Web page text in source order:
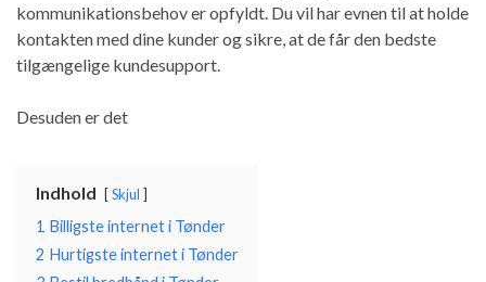
kommunikationsbehov er opfyldt. Du vil har evnen til at holde
kontakten med dine kunder og sikre, at de får den bedste
tilgængelige kundesupport.
Desuden er det
Indhold Skjul
1 Billigste internet i Tønder
2 Hurtigste internet i Tønder